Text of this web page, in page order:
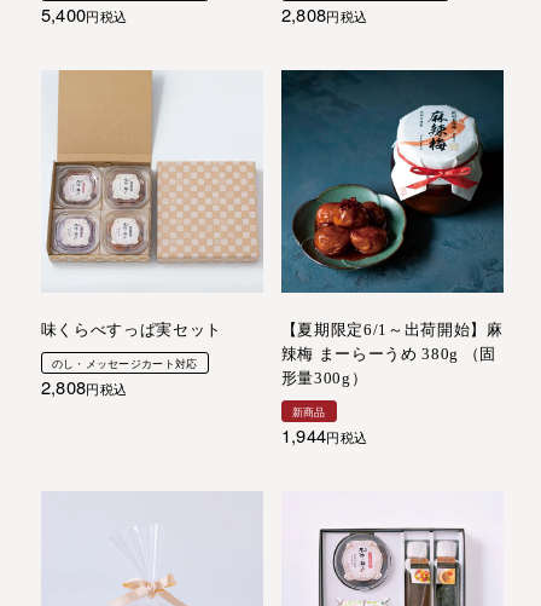
5,400 税込 2,808 税込
味くらべすっぱ実セット
のし・メッセージカート対応
2,808 税込
【夏期限定6/1～出荷開始】麻
辣梅 まーらーうめ 380g （固
形量300g）
新商品
1,944 税込